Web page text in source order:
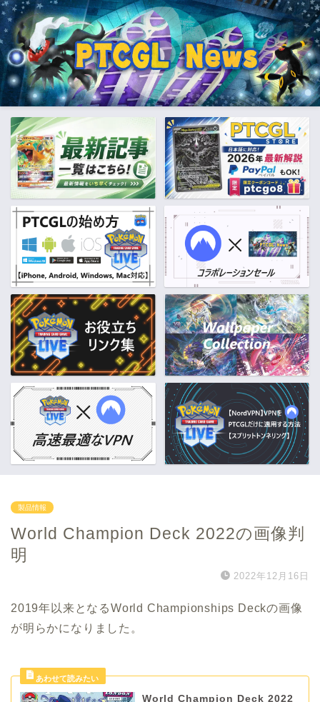
製品情報
World Champion Deck 2022の画像判
明
2022年12月16日
2019年以来となるWorld Championships Deckの画像
が明らかになりました。
World Champion Deck 2022